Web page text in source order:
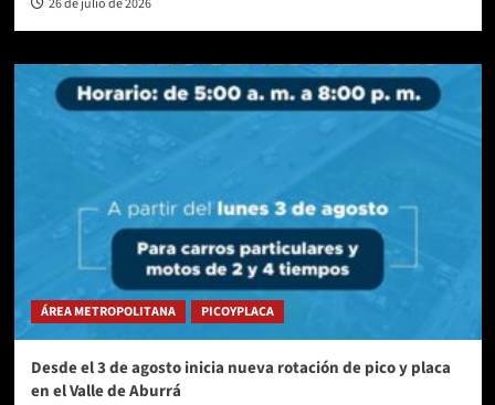
26 de julio de 2026
ÁREA METROPOLITANA PICOYPLACA
Desde el 3 de agosto inicia nueva rotación de pico y placa
en el Valle de Aburrá